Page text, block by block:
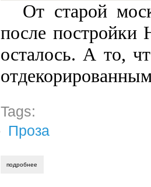
От старой
после постройки
осталось. А то,
Tags:
Проза
подробнее